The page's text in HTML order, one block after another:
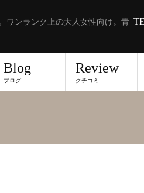
ワンランク上の大人女性向け。青
Blog
ブログ
Review
クチコミ